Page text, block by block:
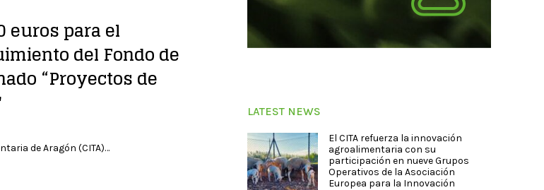
euros para el
del Fondo de
“Proyectos de
de Aragón (CITA)…
LATEST NEWS
El CITA refuerza la innovación
agroalimentaria con su
participación en nueve Grupos
Operativos de la Asociación
Europea para la Innovación